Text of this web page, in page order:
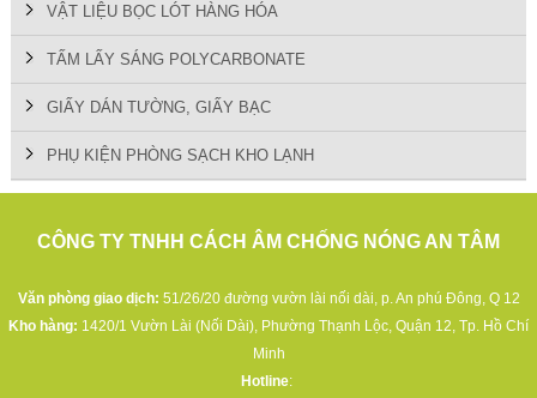
VẬT LIỆU BỌC LÓT HÀNG HÓA
TẤM LẤY SÁNG POLYCARBONATE
GIẤY DÁN TƯỜNG, GIẤY BẠC
PHỤ KIỆN PHÒNG SẠCH KHO LẠNH
CÔNG TY TNHH CÁCH ÂM CHỐNG NÓNG AN TÂM
Văn phòng giao dịch: 51/26/20 đường vườn lài nối dài, p. An phú Đông, Q 12
Kho hàng: 1420/1 Vườn Lài (Nối Dài), Phường Thạnh Lộc, Quận 12, Tp. Hồ Chí
Minh
Hotline: